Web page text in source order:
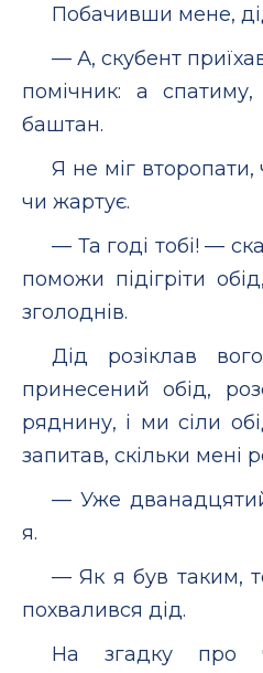
Побачивши мене,
— А, скубент
помічник: а
баштан.
Я не міг
чи жартує.
— Та годі тобі! —
поможи підігріти
зголоднів.
Дід розіклав
принесений обід,
ряднину, і ми сіли
запитав, скільки мені
— Уже
я.
— Як я був таким,
похвалився дід.
На згадку про